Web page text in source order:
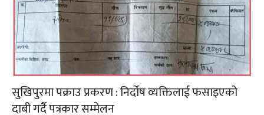
सुखिपुरमा पक्राउ प्रकरण : निर्दोष व्यक्तिलाई फसाइएको
दाबी गर्दै पत्रकार सम्मेलन